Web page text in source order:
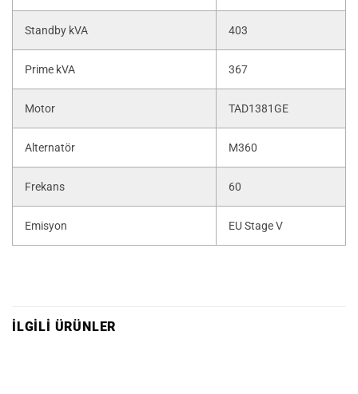
Standby kVA 403
Prime kVA 367
Motor TAD1381GE
Alternatör M360
Frekans 60
Emisyon EU Stage V
İLGILI ÜRÜNLER